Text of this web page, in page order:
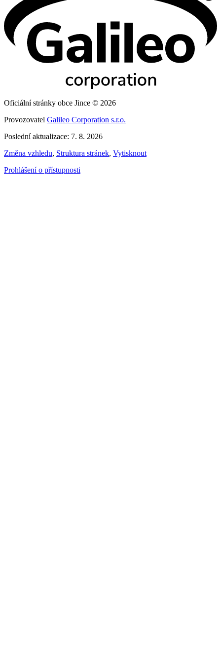
Oficiální stránky obce Jince © 2026
Provozovatel Galileo Corporation s.r.o.
Poslední aktualizace: 7. 8. 2026
Změna vzhledu, Struktura stránek, Vytisknout
Prohlášení o přístupnosti